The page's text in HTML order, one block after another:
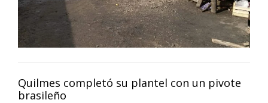
Quilmes completó su plantel con un pivote
brasileño